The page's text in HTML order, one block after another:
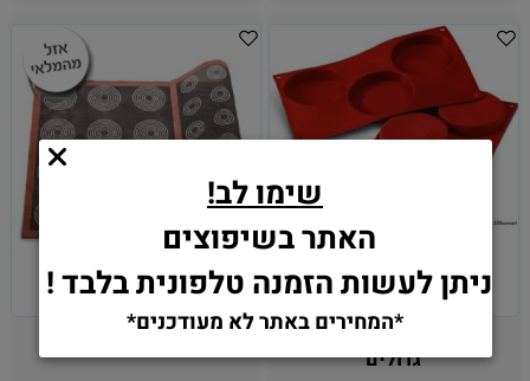
תבנית סיליקון 3 שקעים
גדולים
משטח סיליקון דו צדדי
שימו לב!
האתר בשיפוצים
ניתן לעשות הזמנה טלפונית בלבד !
*המחירים באתר לא מעודכנים*